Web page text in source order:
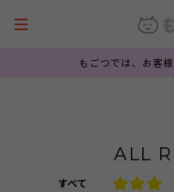
もごつでは、お客様か
ALL
すべて